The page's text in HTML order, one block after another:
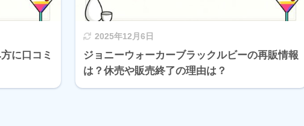
に口コミ
2025年12月6日
ジョニーウォーカーブラックルビーの再販情報
は？休売や販売終了の理由は？